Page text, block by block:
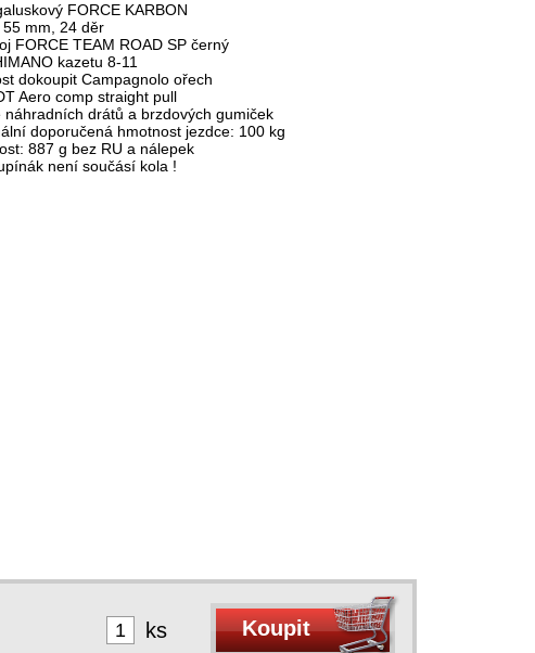
FORCE KARBON
55 mm, 24 děr
FORCE TEAM ROAD SP černý
kazetu 8-11
dokoupit Campagnolo ořech
Aero comp straight pull
náhradních drátů a brzdových gumiček
doporučená hmotnost jezdce: 100 kg
887 g bez RU a nálepek
není součásí kola !
ks